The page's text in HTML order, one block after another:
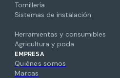
Tornillería
Sistemas de instalación
Herramientas y consumibles
Agricultura y poda
EMPRESA
Quiénes somos
Marcas